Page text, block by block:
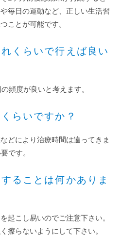
毎日の運動など、正しい生活習
ことが可能です。
くらいで行えば良い
頻度が良いと考えます。
らいですか？
どにより治療時間は違ってきま
です。
ることは何かありま
起こし易いのでご注意下さい。
擦らないようにして下さい。